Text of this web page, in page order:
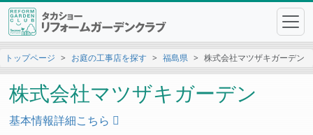
トップページ お庭の工事店を探す 福島県 株式会社マツザキガーデン
株式会社マツザキガーデン
基本情報詳細こちら